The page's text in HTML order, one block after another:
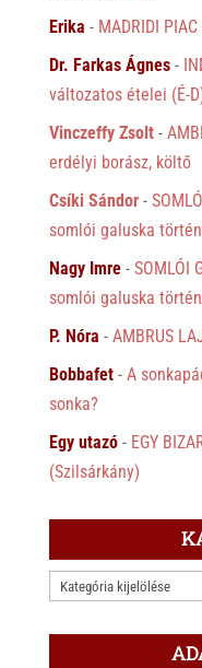
Erika - MADRIDI
Dr. Farkas Ágnes-
változatos ételei (É-
Vinczeffy Zsolt-
erdélyi borász, költő
Csíki Sándor-
somlói galuska
Nagy Imre- SOMLÓI
somlói galuska
P. Nóra - AMBRUS
Bobbafet- A
sonka?
Egy utazó- EGY
(Szilsárkány)
KATEGÓRIÁK